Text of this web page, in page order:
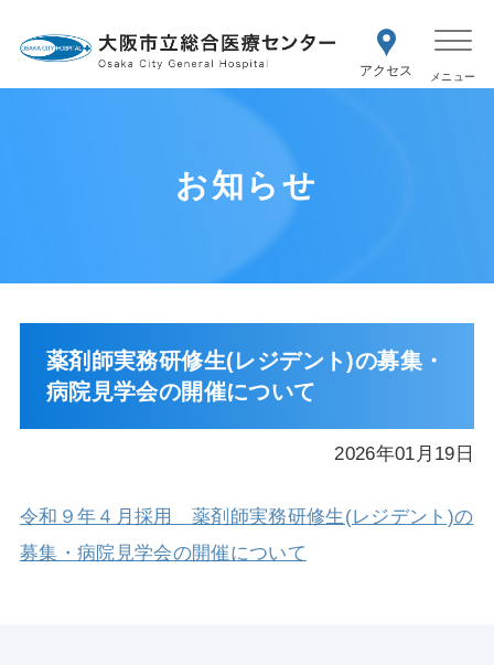
セス
お知らせ
薬剤師実務研修生(レジデント)の募集・
病院見学会の開催について
2026年01月19日
令和９年４月採用 薬剤師実務研修生(レジデント)の
募集・病院見学会の開催について
紹介状をお持ちの方はこちら
再診の予約変更はこちら